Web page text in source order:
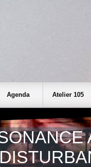
Agenda Atelier 105